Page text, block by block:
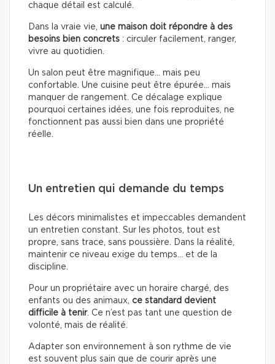
chaque détail est calculé.
Dans la vraie vie, une maison doit répondre à des
besoins bien concrets : circuler facilement, ranger,
vivre au quotidien.
Un salon peut être magnifique… mais peu
confortable. Une cuisine peut être épurée… mais
manquer de rangement. Ce décalage explique
pourquoi certaines idées, une fois reproduites, ne
fonctionnent pas aussi bien dans une propriété
réelle.
Un entretien qui demande du temps
Les décors minimalistes et impeccables demandent
un entretien constant. Sur les photos, tout est
propre, sans trace, sans poussière. Dans la réalité,
maintenir ce niveau exige du temps… et de la
discipline.
Pour un propriétaire avec un horaire chargé, des
enfants ou des animaux, ce standard devient
difficile à tenir. Ce n’est pas tant une question de
volonté, mais de réalité.
Adapter son environnement à son rythme de vie
est souvent plus sain que de courir après une